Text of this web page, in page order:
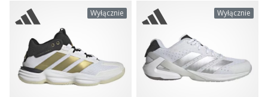
Wyłącznie Wyłącznie